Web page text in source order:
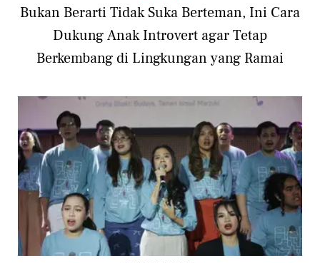
Bukan Berarti Tidak Suka Berteman, Ini Cara
Dukung Anak Introvert agar Tetap
Berkembang di Lingkungan yang Ramai